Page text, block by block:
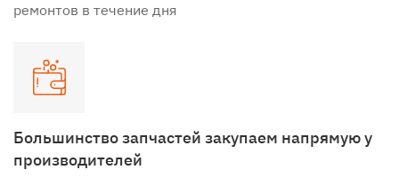
ремонтов в течение дня
Большинство запчастей закупаем напрямую у
производителей